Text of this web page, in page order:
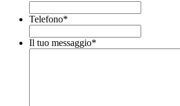
Telefono*
Il tuo messaggio*